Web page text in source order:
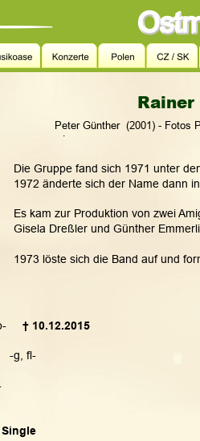
Rainer
Peter Günther  (2001) -
.
Die Gruppe fand sich 1971 unter
1972 änderte sich der Name dann
Es kam zur Produktion von zwei
Gisela Dreßler und Günther
1973 löste sich die Band auf und
b-
† 10.12.2015
   -g, fl-